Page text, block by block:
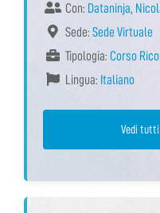
Con: Dataninja,
Sede: Sede Virtuale
Tipologia: Corso
Lingua: Italiano
Vedi